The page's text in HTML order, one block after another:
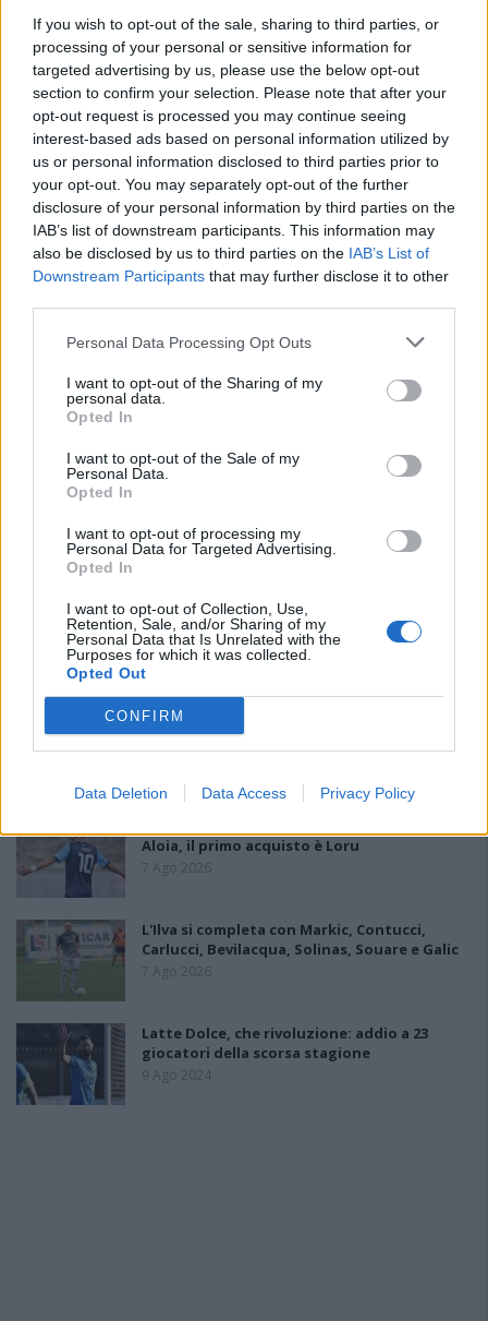
If you wish to opt-out of the sale, sharing to third parties, or
processing of your personal or sensitive information for
targeted advertising by us, please use the below opt-out
section to confirm your selection. Please note that after your
opt-out request is processed you may continue seeing
interest-based ads based on personal information utilized by
us or personal information disclosed to third parties prior to
your opt-out. You may separately opt-out of the further
disclosure of your personal information by third parties on the
IAB’s list of downstream participants. This information may
also be disclosed by us to third parties on the IAB’s List of
Downstream Participants that may further disclose it to other
Personal Data Processing Opt Outs
I want to opt-out of the Sharing of my
personal data.
Opted In
I want to opt-out of the Sale of my
Personal Data.
Opted In
I want to opt-out of processing my
Personal Data for Targeted Advertising.
Opted In
I want to opt-out of Collection, Use,
Retention, Sale, and/or Sharing of my
Personal Data that Is Unrelated with the
Purposes for which it was collected.
Opted Out
CONFIRM
Data Deletion Data Access Privacy Policy
PIÙ LETTI OGGI
Amichevole Ossese: 3-1 al Cagliari Primavera,
doppietta di Tapparello
8 Ago 2026
Il Latte Dolce prende Dumani dalla Torres,
Mascia, Sorgente, Lopes, Limberti e Cherchi
8 Ago 2026
Aloia, il primo acquisto è Loru
7 Ago 2026
L'Ilva si completa con Markic, Contucci,
Carlucci, Bevilacqua, Solinas, Souare e Galic
7 Ago 2026
Latte Dolce, che rivoluzione: addio a 23
giocatori della scorsa stagione
9 Ago 2024